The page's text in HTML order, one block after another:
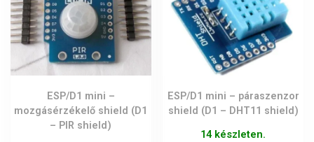
ESP/D1 mini –
mozgásérzékelő shield (D1
– PIR shield)
ESP/D1 mini – páraszenzor
shield (D1 – DHT11 shield)
14 készleten.